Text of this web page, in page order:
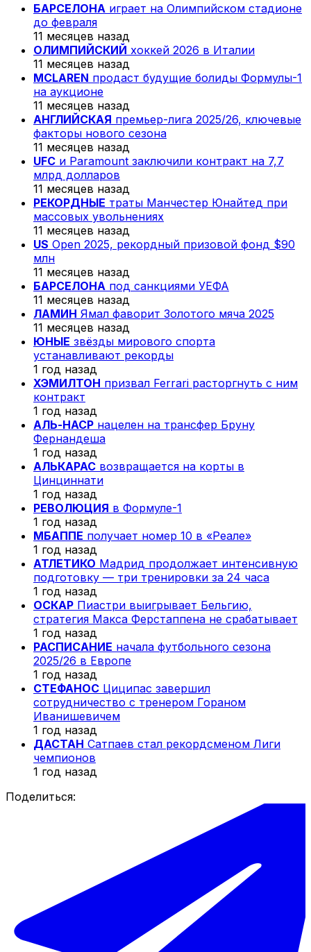
БАРСЕЛОНА играет на Олимпийском стадионе
до февраля
11 месяцев назад
ОЛИМПИЙСКИЙ хоккей 2026 в Италии
11 месяцев назад
MCLAREN продаст будущие болиды Формулы-1
на аукционе
11 месяцев назад
АНГЛИЙСКАЯ премьер-лига 2025/26, ключевые
факторы нового сезона
11 месяцев назад
UFC и Paramount заключили контракт на 7,7
млрд долларов
11 месяцев назад
РЕКОРДНЫЕ траты Манчестер Юнайтед при
массовых увольнениях
11 месяцев назад
US Open 2025, рекордный призовой фонд $90
млн
11 месяцев назад
БАРСЕЛОНА под санкциями УЕФА
11 месяцев назад
ЛАМИН Ямал фаворит Золотого мяча 2025
11 месяцев назад
ЮНЫЕ звёзды мирового спорта
устанавливают рекорды
1 год назад
ХЭМИЛТОН призвал Ferrari расторгнуть с ним
контракт
1 год назад
АЛЬ-НАСР нацелен на трансфер Бруну
Фернандеша
1 год назад
АЛЬКАРАС возвращается на корты в
Цинциннати
1 год назад
РЕВОЛЮЦИЯ в Формуле-1
1 год назад
МБАППЕ получает номер 10 в «Реале»
1 год назад
АТЛЕТИКО Мадрид продолжает интенсивную
подготовку — три тренировки за 24 часа
1 год назад
ОСКАР Пиастри выигрывает Бельгию,
стратегия Макса Ферстаппена не срабатывает
1 год назад
РАСПИСАНИЕ начала футбольного сезона
2025/26 в Европе
1 год назад
СТЕФАНОС Циципас завершил
сотрудничество с тренером Гораном
Иванишевичем
1 год назад
ДАСТАН Сатпаев стал рекордсменом Лиги
чемпионов
1 год назад
Поделиться: